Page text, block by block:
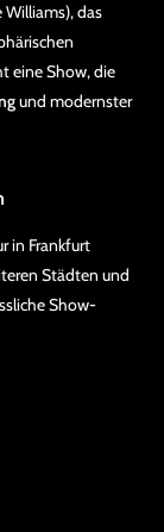
Williams), das
eine Show, die
und modernster
in Frankfurt
Städten und
Show-